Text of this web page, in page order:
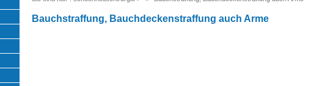
Bauchstraffung, Bauchdeckenstraffung auch Arme